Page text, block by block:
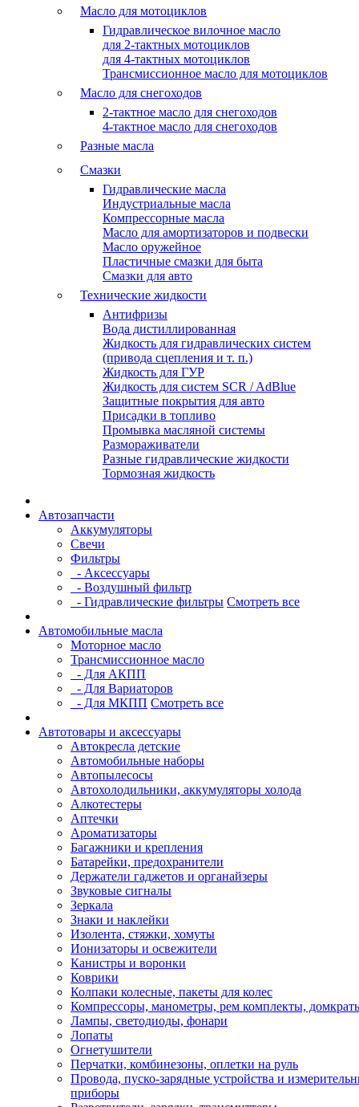
Масло для мотоциклов
Гидравлическое вилочное масло
для 2-тактных мотоциклов
для 4-тактных мотоциклов
Трансмиссионное масло для мотоциклов
Масло для снегоходов
2-тактное масло для снегоходов
4-тактное масло для снегоходов
Разные масла
Смазки
Гидравлические масла
Индустриальные масла
Компрессорные масла
Масло для амортизаторов и подвески
Масло оружейное
Пластичные смазки для быта
Смазки для авто
Технические жидкости
Антифризы
Вода дистиллированная
Жидкость для гидравлических систем
(привода сцепления и т. п.)
Жидкость для ГУР
Жидкость для систем SCR / AdBlue
Защитные покрытия для авто
Присадки в топливо
Промывка масляной системы
Размораживатели
Разные гидравлические жидкости
Тормозная жидкость
Автозапчасти
Аккумуляторы
Свечи
Фильтры
- Аксессуары
- Воздушный фильтр
- Гидравлические фильтры Смотреть все
Автомобильные масла
Моторное масло
Трансмиссионное масло
- Для АКПП
- Для Вариаторов
- Для МКПП Смотреть все
Автотовары и аксессуары
Автокресла детские
Автомобильные наборы
Автопылесосы
Автохолодильники, аккумуляторы холода
Алкотестеры
Аптечки
Ароматизаторы
Багажники и крепления
Батарейки, предохранители
Держатели гаджетов и органайзеры
Звуковые сигналы
Зеркала
Знаки и наклейки
Изолента, стяжки, хомуты
Ионизаторы и освежители
Канистры и воронки
Коврики
Колпаки колесные, пакеты для колес
Компрессоры, манометры, рем комплекты,
Лампы, светодиоды, фонари
Лопаты
Огнетушители
Перчатки, комбинезоны, оплетки на руль
Провода, пуско-зарядные устройства и
приборы